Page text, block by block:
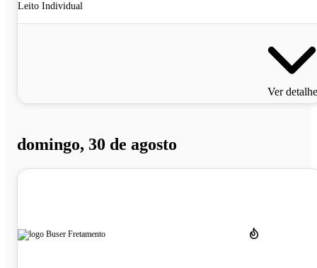
Leito Individual
Ver
domingo, 30 de agosto